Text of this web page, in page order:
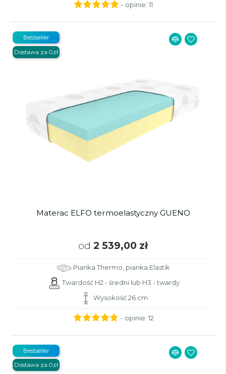
- opinie: 11
Materac ELFO termoelastyczny GUENO
od 2 539,00 zł
Pianka Thermo, pianka Elastik
Twardość H2 - średni lub H3 - twardy
Wysokość 26 cm
Bestseller
Dostawa za 0zł
- opinie: 12
Bestseller
Dostawa za 0zł